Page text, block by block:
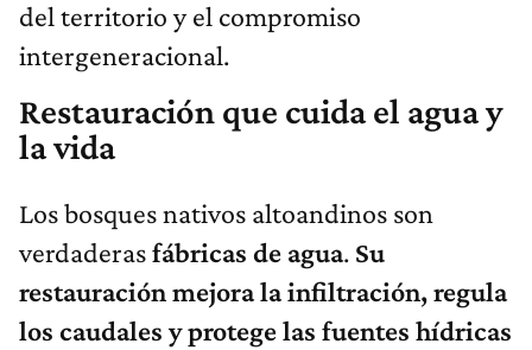
del territorio y el compromiso
intergeneracional.
Restauración que cuida el agua y
la vida
Los bosques nativos altoandinos son
verdaderasfábricas de agua. Su
restauración mejora la infiltración, regula
los caudales y protege las fuentes hídricas